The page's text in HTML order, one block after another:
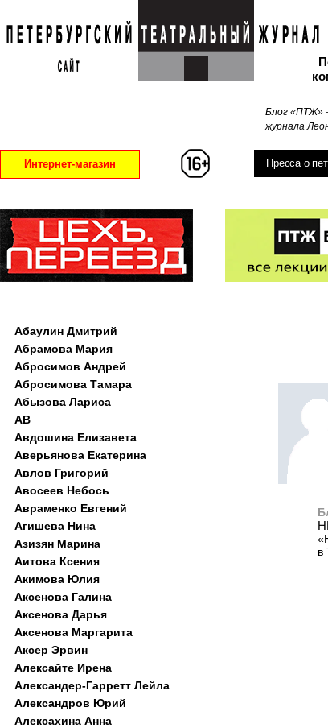
Блог «ПТЖ»
журнала
Интернет-магазин Пресса о
в
Абаулин Дмитрий
Абрамова Мария
Абросимов Андрей
Абросимова Тамара
Абызова Лариса
АВ
Авдошина Елизавета
Аверьянова Екатерина
Авлов Григорий
Авосеев Небось
Авраменко Евгений
Агишева Нина
Азизян Марина
Аитова Ксения
Акимова Юлия
Аксенова Галина
Аксенова Дарья
Аксенова Маргарита
Аксер Эрвин
Алексайте Ирена
Александер-Гарретт Лейла
Александров Юрий
Алексахина Анна